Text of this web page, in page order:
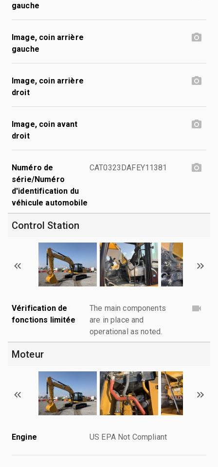
gauche
Image, coin arrière
gauche
Image, coin arrière
droit
Image, coin avant
droit
Numéro de
série/Numéro
d'identification du
véhicule automobile
CAT0323DAFEY11381
Control Station
Vérification de
fonctions limitée
The main components
are in place and
operational as noted.
Moteur
Engine US EPA Not Compliant